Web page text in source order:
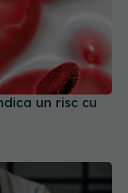
un risc cu